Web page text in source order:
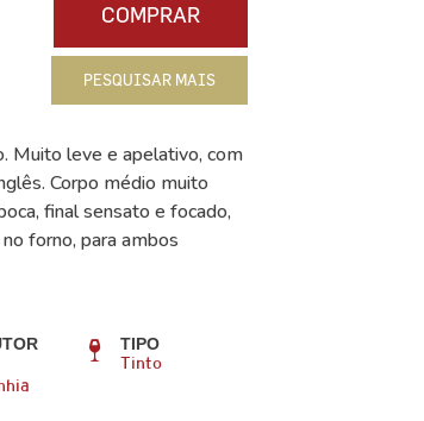
COMPRAR
PESQUISAR MAIS
Muito leve e apelativo, com
Corpo médio muito
final sensato e focado,
forno, para ambos
TIPO
Tinto